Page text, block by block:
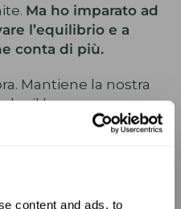
content and ads, to
Ma ho imparato ad
l’equilibrio e a
conta di più.
Mantiene la nostra
che il lavoro non
sulla famiglia.
— seria,